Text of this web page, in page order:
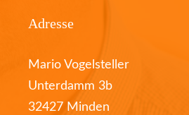
Adresse
Mario Vogelsteller
Unterdamm 3b
32427 Minden